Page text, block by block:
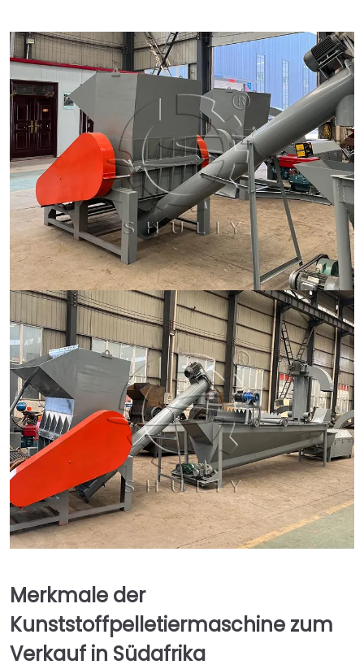
Merkmale der
Kunststoffpelletiermaschine zum
Verkauf in Südafrika